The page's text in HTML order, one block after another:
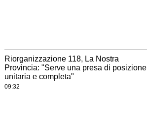
Riorganizzazione 118, La Nostra
Provincia: "Serve una presa di posizione
unitaria e completa"
09:32